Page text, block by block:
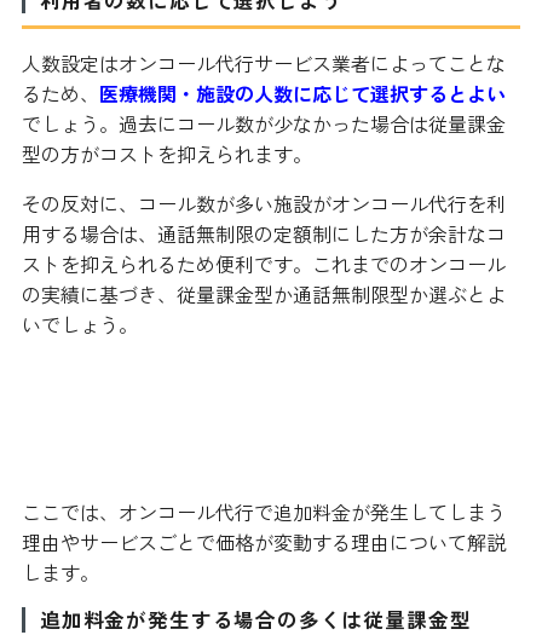
人数設定はオンコール代行サービス業者によってことな
るため、 医療機関・施設の人数に応じて選択するとよい
でしょう。過去にコール数が少なかった場合は従量課金
型の方がコストを抑えられます。
その反対に、コール数が多い施設がオンコール代行を利
用する場合は、通話無制限の定額制にした方が余計なコ
ストを抑えられるため便利です。これまでのオンコール
の実績に基づき、従量課金型か通話無制限型か選ぶとよ
いでしょう。
ここでは、オンコール代行で追加料金が発生してしまう
理由やサービスごとで価格が変動する理由について解説
します。
追加料金が発生する場合の多くは従量課金型